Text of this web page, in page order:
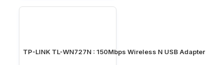
TP-LINK TL-WN727N : 150Mbps Wireless N USB Adapter